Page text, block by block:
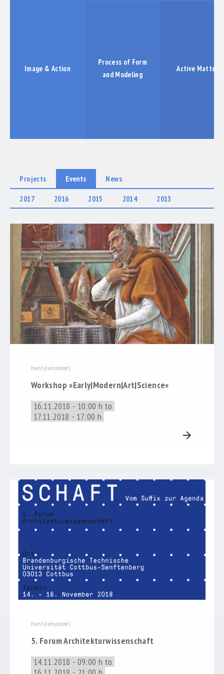
EXHIBTIONS
Image & Action
Process of Form
and Modeling
Active Matter
Projects Events News
2017 2016 2015 2014 2013
Event (completed)
Workshop »Early|Modern|Art|Science«
16.11.2018 - 10:00 h to
17.11.2018 - 17:00 h
arrow_forward
Event (completed)
5. Forum Architekturwissenschaft
14.11.2018 - 09:00 h to